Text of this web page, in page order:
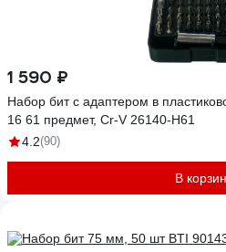
1 590 ₽
Набор бит с адаптером в
16 61 предмет, Cr-V 26140-H61
4.2(90)
В